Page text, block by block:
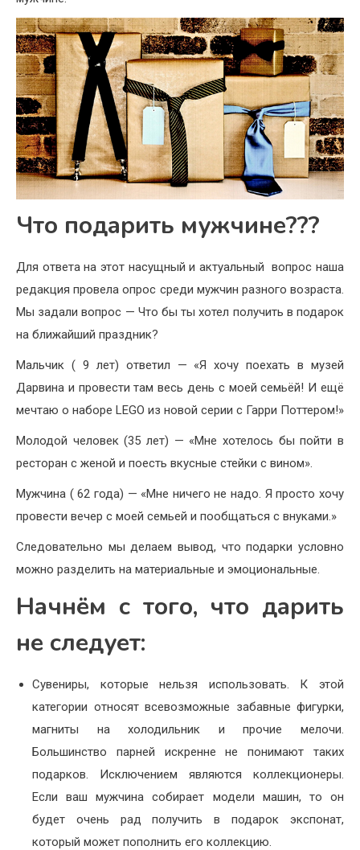
Что подарить мужчине???
Для ответа на этот насущный и актуальный вопрос наша
редакция провела опрос среди мужчин разного возраста.
Мы задали вопрос — Что бы ты хотел получить в подарок
на ближайший праздник?
Мальчик ( 9 лет) ответил — «Я хочу поехать в музей
Дарвина и провести там весь день с моей семьёй! И ещё
мечтаю о наборе LEGO из новой серии с Гарри Поттером!»
Молодой человек (35 лет) — «Мне хотелось бы пойти в
ресторан с женой и поесть вкусные стейки с вином».
Мужчина ( 62 года) — «Мне ничего не надо. Я просто хочу
провести вечер с моей семьей и пообщаться с внуками.»
Следовательно мы делаем вывод, что подарки условно
можно разделить на материальные и эмоциональные.
Начнём с того, что дарить
не следует:
Сувениры, которые нельзя использовать. К этой
категории относят всевозможные забавные фигурки,
магниты на холодильник и прочие мелочи.
Большинство парней искренне не понимают таких
подарков. Исключением являются коллекционеры.
Если ваш мужчина собирает модели машин, то он
будет очень рад получить в подарок экспонат,
который может пополнить его коллекцию.